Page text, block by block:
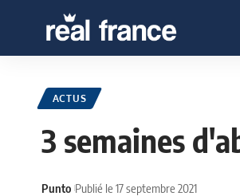
ACTUS
3 semaines
Punto Publié le 17 septembre 2021